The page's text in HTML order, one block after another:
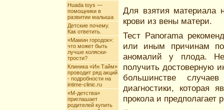
Huada toys —
помощники в
развитии малыша
Детские почему.
Как ответить.
«Мамин городок»:
что может быть
лучше коляски-
трости?
Клиника «Ин Тайм»
проводит ряд акций
- подробности на
intime-clinic.ru
«М-детства»
приглашает
родителей купить
Для взятия материала
крови из вены матери.
Тест Panorama
или иным причинам
аномалий у плода.
получить достоверную
большинстве
диагностики, которая
прокола и